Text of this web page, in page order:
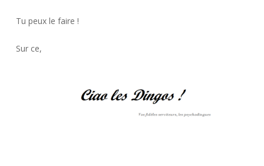
Tu peux le faire !
Sur ce,